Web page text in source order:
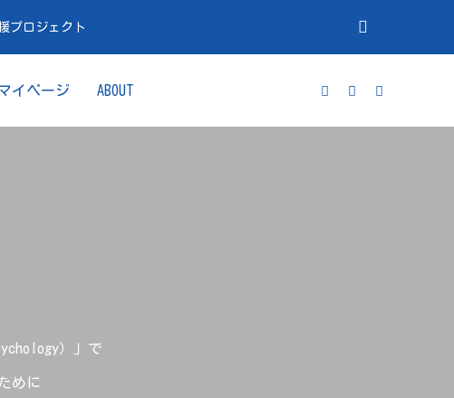
プロジェクト
イページ ABOUT
）」で
めに